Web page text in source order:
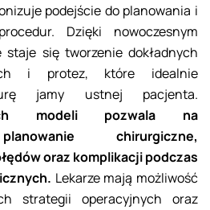
podejście do planowania i
Dzięki nowoczesnym
się tworzenie dokładnych
i protez, które idealnie
jamy ustnej pacjenta.
modeli pozwala na
chirurgiczne,
oraz komplikacji podczas
Lekarze mają możliwość
strategii operacyjnych oraz